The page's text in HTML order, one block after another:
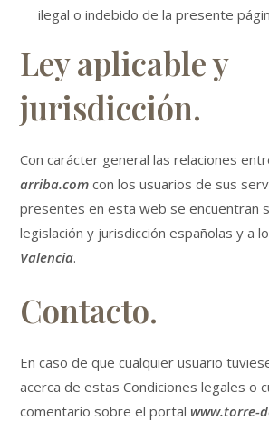
ilegal o indebido de la presente
Ley aplicable y
jurisdicción.
Con carácter general las relaciones
arriba.com con los usuarios de sus
presentes en esta web se encuentran
legislación y jurisdicción españolas y a
Valencia.
Contacto.
En caso de que cualquier usuario
acerca de estas Condiciones legales o
comentario sobre el portal www.torre-